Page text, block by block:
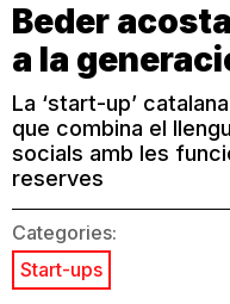
Beder
a la
La ‘start-up’
que combina el
socials amb les
reserves
Categories:
Start-ups